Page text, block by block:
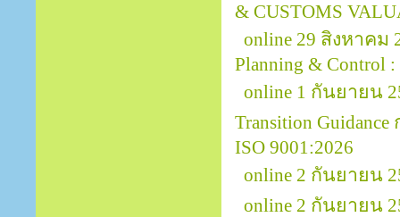
& CUSTOMS
online 29 สิงหาคม
Planning & Control :
online 1 กันยายน
Transition
ISO 9001:2026
online 2 กันยายน
online 2 กันยายน